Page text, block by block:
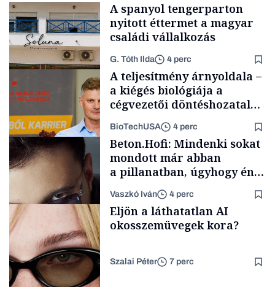
Gasztró
A spanyol tengerparton
nyitott éttermet a magyar
családi vállalkozás
G. Tóth Ilda 4 perc
Content Lab HUB
A teljesítmény árnyoldala –
a kiégés biológiája a
cégvezetői döntéshozatal
BioTechUSA 4 perc
Forbes-sztori
Beton.Hofi: Mindenki sokat
mondott már abban
a pillanatban, úgyhogy én
gondolataimat akartam
kimondani
Vaszkó Iván 4 perc
Eljön a láthatatlan AI
okosszemüvegek kora?
Szalai Péter 7 perc